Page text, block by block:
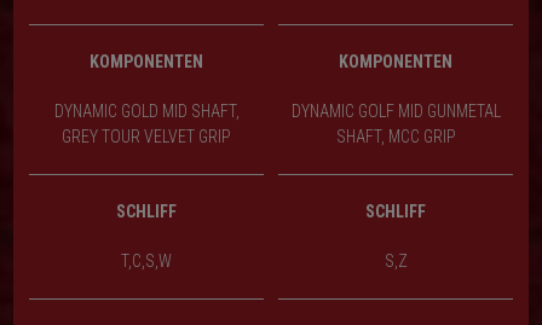
KOMPONENTEN KOMPONENTEN
DYNAMIC GOLD MID SHAFT,
GREY TOUR VELVET GRIP
DYNAMIC GOLF MID GUNMETAL
SHAFT, MCC GRIP
SCHLIFF SCHLIFF
T,C,S,W S,Z